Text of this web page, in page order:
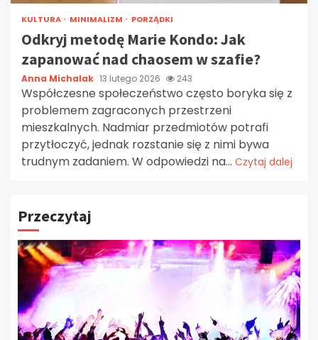
KULTURA MINIMALIZM PORZĄDKI
Odkryj metodę Marie Kondo: Jak
zapanować nad chaosem w szafie?
Anna Michalak 13 lutego 2026 243
Współczesne społeczeństwo często boryka się z
problemem zagraconych przestrzeni
mieszkalnych. Nadmiar przedmiotów potrafi
przytłoczyć, jednak rozstanie się z nimi bywa
trudnym zadaniem. W odpowiedzi na... Czytaj dalej
Przeczytaj